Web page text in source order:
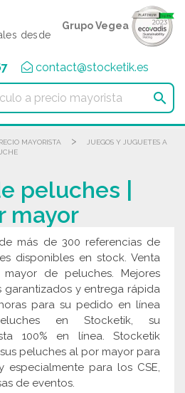
desde
Grupo Vegea
contact@stocketik.es

MAYORISTA >
JUEGOS Y JUGUETES A
peluches |
mayor
más de 300 referencias de
disponibles en stock. Venta
de peluches. Mejores
garantizados y entrega rápida
para su pedido en línea
en Stocketik, su
100% en línea. Stocketik
peluches al por mayor para
especialmente para los CSE,
de eventos.